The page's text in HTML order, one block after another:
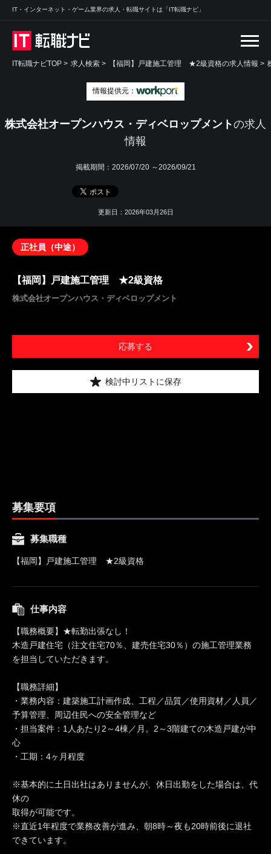
IT・インターネット・ゲーム業界の求人・転職サイトは「IT転職ナビ」
IT転職ナビTOP > 求人検索 > 【福岡】戸建施工管理 ★2級資格の求人情報 >
情報提供元：
株式会社オープンハウス・ディベロップメントの求人
情報
掲載期間： 2026/07/20 ～2026/09/21
更新日：2026年03月26日
正社員（中途）
【福岡】戸建施工管理 ★2級資格
株式会社オープンハウス・ディベロップメント
応募する
検討中リストに保存
募集要項
募集職種
【福岡】戸建施工管理 ★2級資格
仕事内容
【職務概要】★転勤出張なし！
木造戸建住宅（注文住宅70％、建売住宅30％）の施工管理業務
を担当していただきます。
【職務詳細】
・業務内容：建築施工計画作成、工程／品質／使用資材／人員／
予算管理、周辺住民への安全管理など
・担当案件：1人あたり2～4棟／月。2～3階建ての木造戸建が中
心
・工期：4ヶ月程度
※基本的に土日出社はありませんが、休日出勤をした場合は、代
休の
取得が可能です。
※直近1年程度で業務改善が進み、朝8時～夜も20時前後に退社
できています。